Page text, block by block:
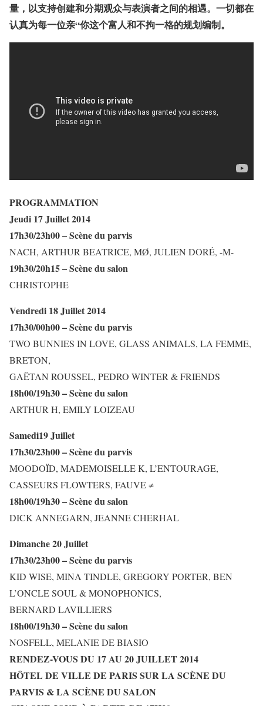
量，以支持创建和分期观众与表演者之间的相遇。一切都在
认真为每一位亲“你这个富人和不拘一格的规划编制。
PROGRAMMATION
Jeudi 17 Juillet 2014
17h30/23h00 – Scène du parvis
NACH, ARTHUR BEATRICE, MØ, JULIEN DORÉ, -M-
19h30/20h15 – Scène du salon
CHRISTOPHE
Vendredi 18 Juillet 2014
17h30/00h00 – Scène du parvis
TWO BUNNIES IN LOVE, GLASS ANIMALS, LA FEMME,
BRETON,
GAËTAN ROUSSEL, PEDRO WINTER & FRIENDS
18h00/19h30 – Scène du salon
ARTHUR H, EMILY LOIZEAU
Samedi19 Juillet
17h30/23h00 – Scène du parvis
MOODOÏD, MADEMOISELLE K, L’ENTOURAGE,
CASSEURS FLOWTERS, FAUVE ≠
18h00/19h30 – Scène du salon
DICK ANNEGARN, JEANNE CHERHAL
Dimanche 20 Juillet
17h30/23h00 – Scène du parvis
KID WISE, MINA TINDLE, GREGORY PORTER, BEN
L’ONCLE SOUL & MONOPHONICS,
BERNARD LAVILLIERS
18h00/19h30 – Scène du salon
NOSFELL, MELANIE DE BIASIO
RENDEZ-VOUS DU 17 AU 20 JUILLET 2014
HÔTEL DE VILLE DE PARIS SUR LA SCÈNE DU
PARVIS & LA SCÈNE DU SALON